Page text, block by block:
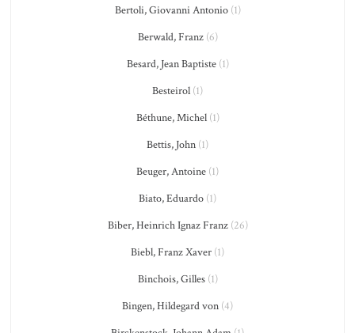
Bertoli, Giovanni Antonio(1)
Berwald, Franz(6)
Besard, Jean Baptiste(1)
Besteirol (1)
Béthune, Michel(1)
Bettis, John (1)
Beuger, Antoine (1)
Biato, Eduardo (1)
Biber, Heinrich Ignaz Franz(26)
Biebl, Franz Xaver (1)
Binchois, Gilles(1)
Bingen, Hildegard von (4)